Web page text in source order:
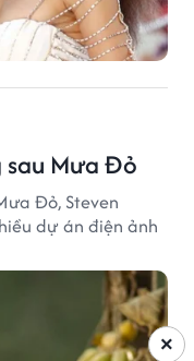
sau Mưa Đỏ
Đỏ, Steven
dự án điện ảnh
×